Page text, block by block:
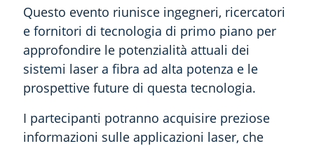
Questo evento riunisce ingegneri, ricercatori
e fornitori di tecnologia di primo piano per
approfondire le potenzialità attuali dei
sistemi laser a fibra ad alta potenza e le
prospettive future di questa tecnologia.
I partecipanti potranno acquisire preziose
informazioni sulle applicazioni laser, che